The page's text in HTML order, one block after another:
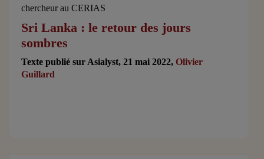
chercheur au CERIAS
Sri Lanka : le retour des jours
sombres
Texte publié sur Asialyst, 21 mai 2022,Olivier
Guillard